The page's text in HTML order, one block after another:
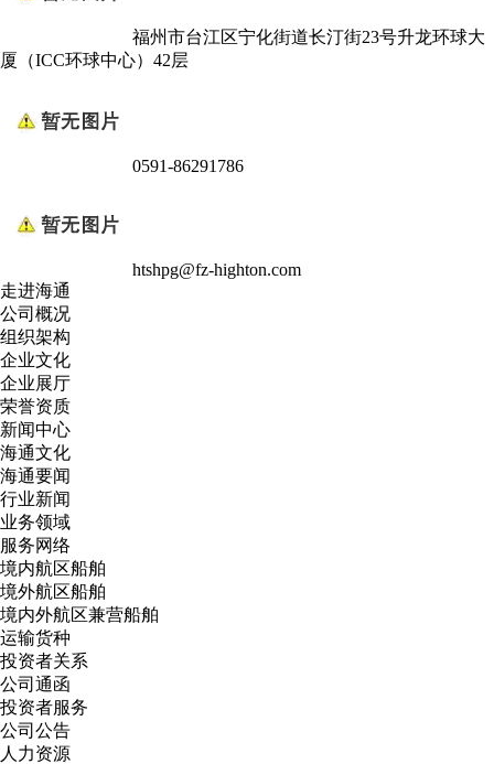
福州市台江区宁化街道长汀街23号升龙环球大
厦（ICC环球中心）42层
0591-86291786
htshpg@fz-highton.com
走进海通
公司概况
组织架构
企业文化
企业展厅
荣誉资质
新闻中心
海通文化
海通要闻
行业新闻
业务领域
服务网络
境内航区船舶
境外航区船舶
境内外航区兼营船舶
运输货种
投资者关系
公司通函
投资者服务
公司公告
人力资源